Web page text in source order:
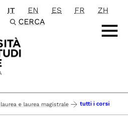
principale
IT EN ES FR
ZH
CERCA
e laurea magistrale tutti i corsi